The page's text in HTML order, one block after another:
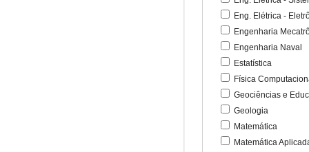
Eng. Elétrica -
Engenharia
Engenharia Naval
Estatística
Física
Geociências e
Geologia
Matemática
Matemática